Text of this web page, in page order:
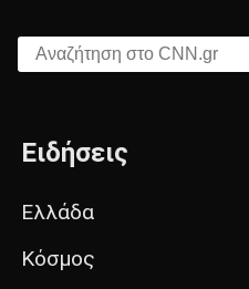
Αναζήτηση στο CNN.gr
Ειδήσεις
Ελλάδα
Κόσμος